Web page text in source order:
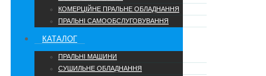
КОМЕРЦІЙНЕ ПРАЛЬНЕ ОБЛАДНАННЯ
ПРАЛЬНІ САМООБСЛУГОВУВАННЯ
КАТАЛОГ
ПРАЛЬНІ МАШИНИ
СУШИЛЬНЕ ОБЛАДНАННЯ